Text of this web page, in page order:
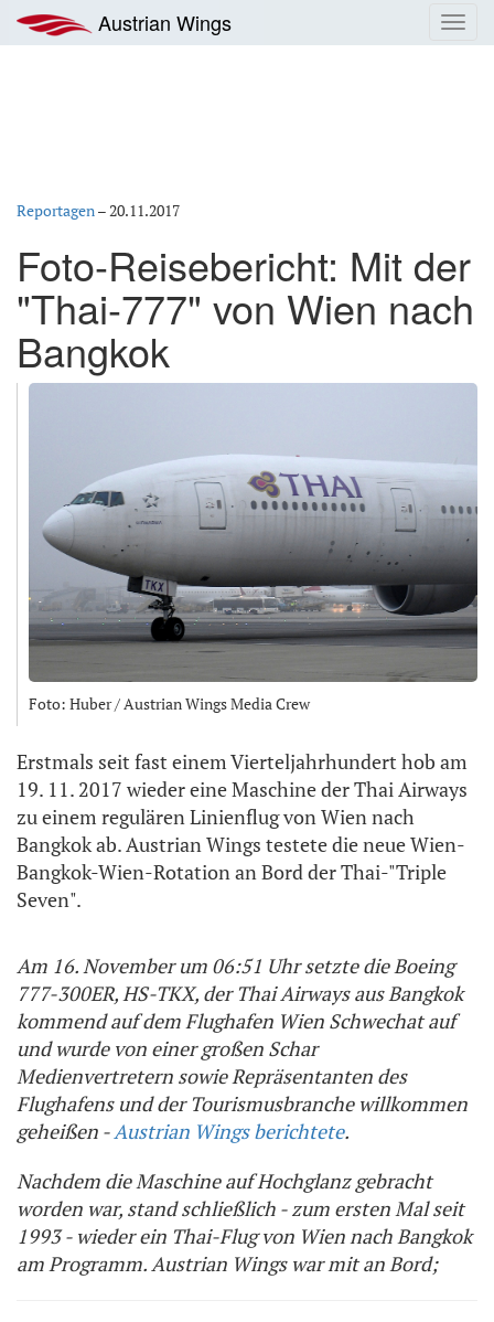
Inhalt
springen
Austrian Wings
Reportagen–20.11.2017
Foto-Reisebericht: Mit der
"Thai-777" von Wien nach
Bangkok
Foto: Huber / Austrian Wings Media Crew
Erstmals seit fast einem Vierteljahrhundert hob am
19. 11. 2017 wieder eine Maschine der Thai Airways
zu einem regulären Linienflug von Wien nach
Bangkok ab. Austrian Wings testete die neue Wien-
Bangkok-Wien-Rotation an Bord der Thai-"Triple
Seven".
Am 16. November um 06:51 Uhr setzte die Boeing
777-300ER, HS-TKX, der Thai Airways aus Bangkok
kommend auf dem Flughafen Wien Schwechat auf
und wurde von einer großen Schar
Medienvertretern sowie Repräsentanten des
Flughafens und der Tourismusbranche willkommen
geheißen -Austrian Wings berichtete.
Nachdem die Maschine auf Hochglanz gebracht
worden war, stand schließlich - zum ersten Mal seit
1993 - wieder ein Thai-Flug von Wien nach Bangkok
am Programm. Austrian Wings war mit an Bord;